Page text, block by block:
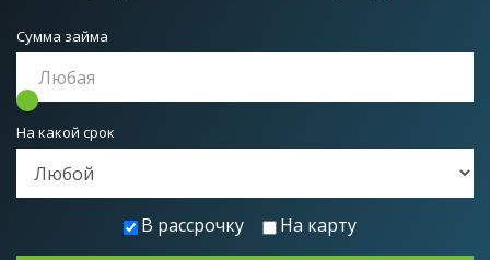
Сумма займа
На какой срок
В рассрочку На карту